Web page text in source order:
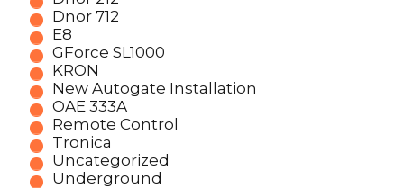
Dnor 712
E8
GForce SL1000
KRON
New Autogate Installation
OAE 333A
Remote Control
Tronica
Uncategorized
Underground